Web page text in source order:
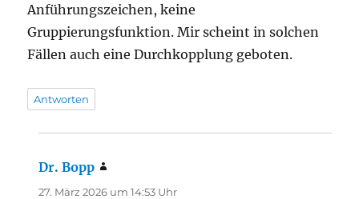
Anführungszeichen, keine
Gruppierungsfunktion. Mir scheint in solchen
Fällen auch eine Durchkopplung geboten.
Antworten
Dr. Bopp
27. März 2026 um 14:53 Uhr